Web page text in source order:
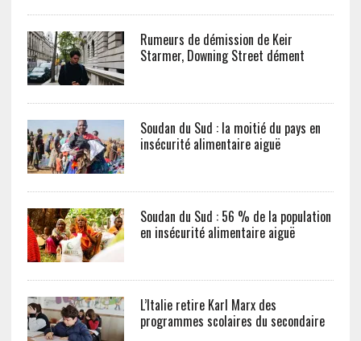
Rumeurs de démission de Keir
Starmer, Downing Street dément
Soudan du Sud : la moitié du pays en
insécurité alimentaire aiguë
Soudan du Sud : 56 % de la population
en insécurité alimentaire aiguë
L’Italie retire Karl Marx des
programmes scolaires du secondaire